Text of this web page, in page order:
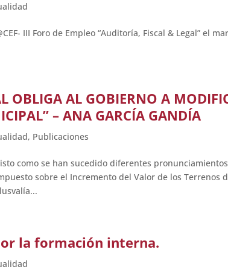
III Foro de Empleo “Auditoría, Fiscal & Legal” el
OBLIGA AL GOBIERNO A
– ANA GARCÍA GANDÍA
, Publicaciones
como se han sucedido diferentes
sobre el Incremento del Valor de los Terrenos
la formación interna.